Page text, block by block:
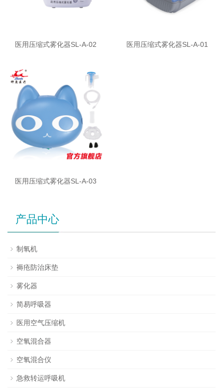
医用压缩式雾化器SL-A-02 医用压缩式雾化器SL-A-01
医用压缩式雾化器SL-A-03
产品中心
制氧机
褥疮防治床垫
雾化器
简易呼吸器
医用空气压缩机
空氧混合器
空氧混合仪
急救转运呼吸机